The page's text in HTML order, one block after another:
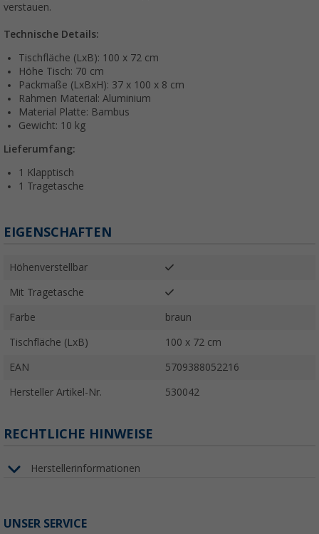
verstauen.
Technische Details:
Tischfläche (LxB): 100 x 72 cm
Höhe Tisch: 70 cm
Packmaße (LxBxH): 37 x 100 x 8 cm
Rahmen Material: Aluminium
Material Platte: Bambus
Gewicht: 10 kg
Lieferumfang:
1 Klapptisch
1 Tragetasche
EIGENSCHAFTEN
Höhenverstellbar
Mit Tragetasche
Farbe braun
Tischfläche (LxB) 100 x 72 cm
EAN 5709388052216
Hersteller Artikel-Nr. 530042
RECHTLICHE HINWEISE
Herstellerinformationen
UNSER SERVICE